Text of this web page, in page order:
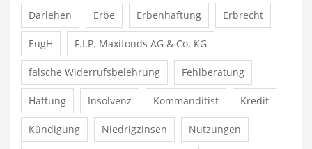
Darlehen Erbe Erbenhaftung Erbrecht
EugH F.I.P. Maxifonds AG & Co. KG
falsche Widerrufsbelehrung Fehlberatung
Haftung Insolvenz Kommanditist Kredit
Kündigung Niedrigzinsen Nutzungen